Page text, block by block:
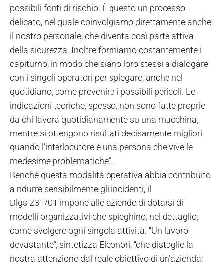
possibili fonti di rischio. È questo un processo
delicato, nel quale coinvolgiamo direttamente anche
il nostro personale, che diventa così parte attiva
della sicurezza. Inoltre formiamo costantemente i
capiturno, in modo che siano loro stessi a dialogare
con i singoli operatori per spiegare, anche nel
quotidiano, come prevenire i possibili pericoli. Le
indicazioni teoriche, spesso, non sono fatte proprie
da chi lavora quotidianamente su una macchina,
mentre si ottengono risultati decisamente migliori
quando l’interlocutore è una persona che vive le
medesime problematiche”.
Benché questa modalità operativa abbia contribuito
a ridurre sensibilmente gli incidenti, il
Dlgs 231/01 impone alle aziende di dotarsi di
modelli organizzativi che spieghino, nel dettaglio,
come svolgere ogni singola attività. “Un lavoro
devastante”, sintetizza Eleonori, “che distoglie la
nostra attenzione dal reale obiettivo di un’azienda: